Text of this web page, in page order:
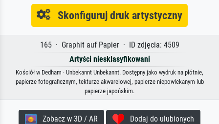
Skonfiguruj druk artystyczny
165 · Graphit auf Papier · ID zdjęcia: 4509
Artyści niesklasyfikowani
Kościół w Dedham · Unbekannt Unbekannt. Dostępny jako wydruk na płótnie,
papierze fotograficznym, tekturze akwarelowej, papierze niepowlekanym lub
papierze japońskim.
Zobacz w 3D / AR Dodaj do ulubionych